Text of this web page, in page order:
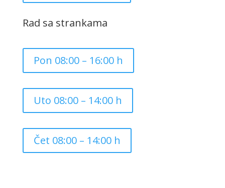
Rad sa strankama
Pon 08:00 – 16:00 h
Uto 08:00 – 14:00 h
Čet 08:00 – 14:00 h